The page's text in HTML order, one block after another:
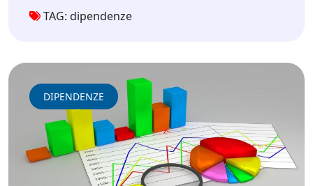
TAG: dipendenze
DIPENDENZE